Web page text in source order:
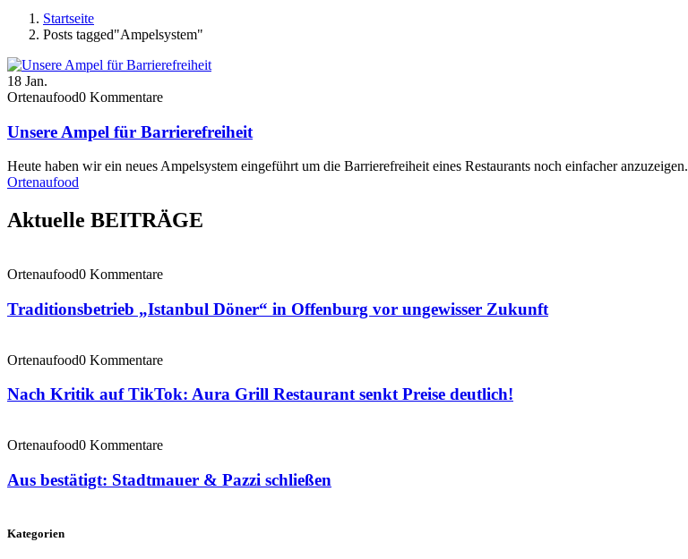
Startseite
Posts tagged"Ampelsystem"
18 Jan.
Ortenaufood0 Kommentare
Unsere Ampel für Barrierefreiheit
Heute haben wir ein neues Ampelsystem eingeführt um die Barrierefreiheit eines Restaurants noch einfacher anzuzeigen.
Ortenaufood
Aktuelle BEITRÄGE
Ortenaufood0 Kommentare
Traditionsbetrieb „Istanbul Döner“ in Offenburg vor ungewisser Zukunft
Ortenaufood0 Kommentare
Nach Kritik auf TikTok: Aura Grill Restaurant senkt Preise deutlich!
Ortenaufood0 Kommentare
Aus bestätigt: Stadtmauer & Pazzi schließen
Kategorien